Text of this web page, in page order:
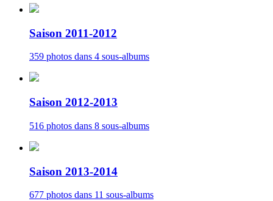
Saison 2011-2012
359 photos dans 4 sous-albums
Saison 2012-2013
516 photos dans 8 sous-albums
Saison 2013-2014
677 photos dans 11 sous-albums